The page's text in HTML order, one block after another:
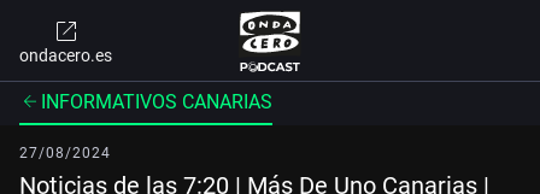
ondacero.es
INFORMATIVOS CANARIAS
27/08/2024
Noticias de las 7:20 | Más De Uno Canarias |